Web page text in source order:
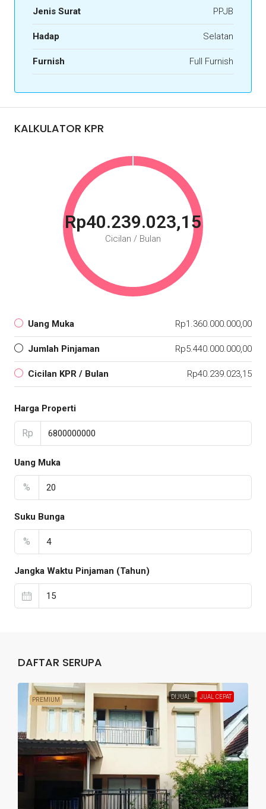
Jenis Surat PPJB
Hadap Selatan
Furnish Full Furnish
KALKULATOR KPR
Rp40.239.023,15
Cicilan / Bulan
Uang Muka Rp1.360.000.000,00
Jumlah Pinjaman Rp5.440.000.000,00
Cicilan KPR / Bulan Rp40.239.023,15
Harga Properti
Rp
Uang Muka
%
Suku Bunga
%
Jangka Waktu Pinjaman (Tahun)
DAFTAR SERUPA
PREMIUM DIJUAL JUAL CEPAT